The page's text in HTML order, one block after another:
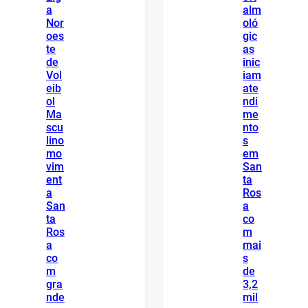
a
Nor
oes
te
de
Vol
eib
ol
Ma
scu
lino
mo
vim
ent
a
San
ta
Ros
a
co
m
gra
nde
alm
oló
gic
as
inic
iam
ate
ndi
me
nto
s
em
San
ta
Ros
a
co
m
mai
s
de
3,2
mil